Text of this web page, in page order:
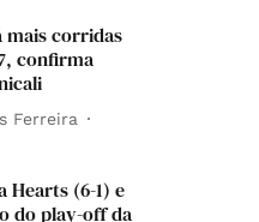
mais corridas
confirma
Ferreira
Hearts (6-1) e
do play-off da